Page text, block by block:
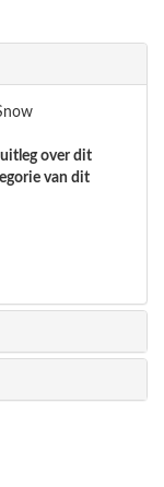
over dit
van dit